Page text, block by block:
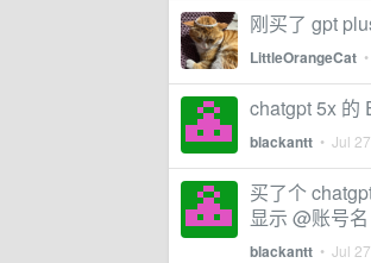
刚买了 gpt
LittleOrangeCat •
chatgpt 5x 的
blackantt • Jul 27
买了个
显示 @账号名
blackantt • Jul 27